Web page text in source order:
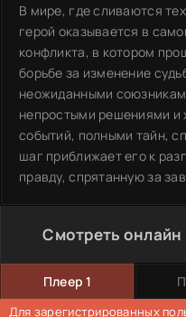
В мире, где сливаются
герой оказывается в
конфликта, в котором
борьбе за изменение
неожиданными
непростыми решениями и
событий, полными тайн,
шаг приближает его к
правду, спрятанную за
Смотреть онлайн
Плеер 1
Для зарегистрированных